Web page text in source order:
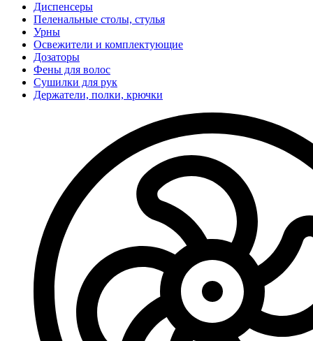
Диспенсеры
Пеленальные столы, стулья
Урны
Освежители и комплектующие
Дозаторы
Фены для волос
Сушилки для рук
Держатели, полки, крючки